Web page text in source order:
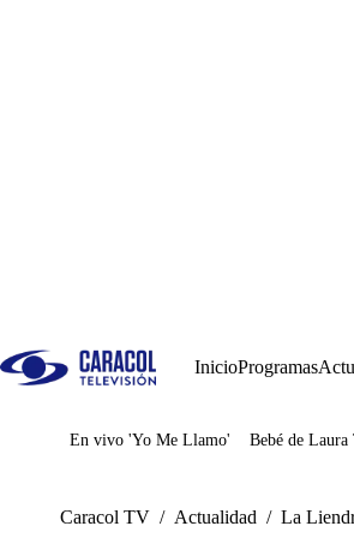
InicioProgramas
Juegos
En vivo 'Yo Me Llamo' Bebé de Laura
Caracol TV / Actualidad / La